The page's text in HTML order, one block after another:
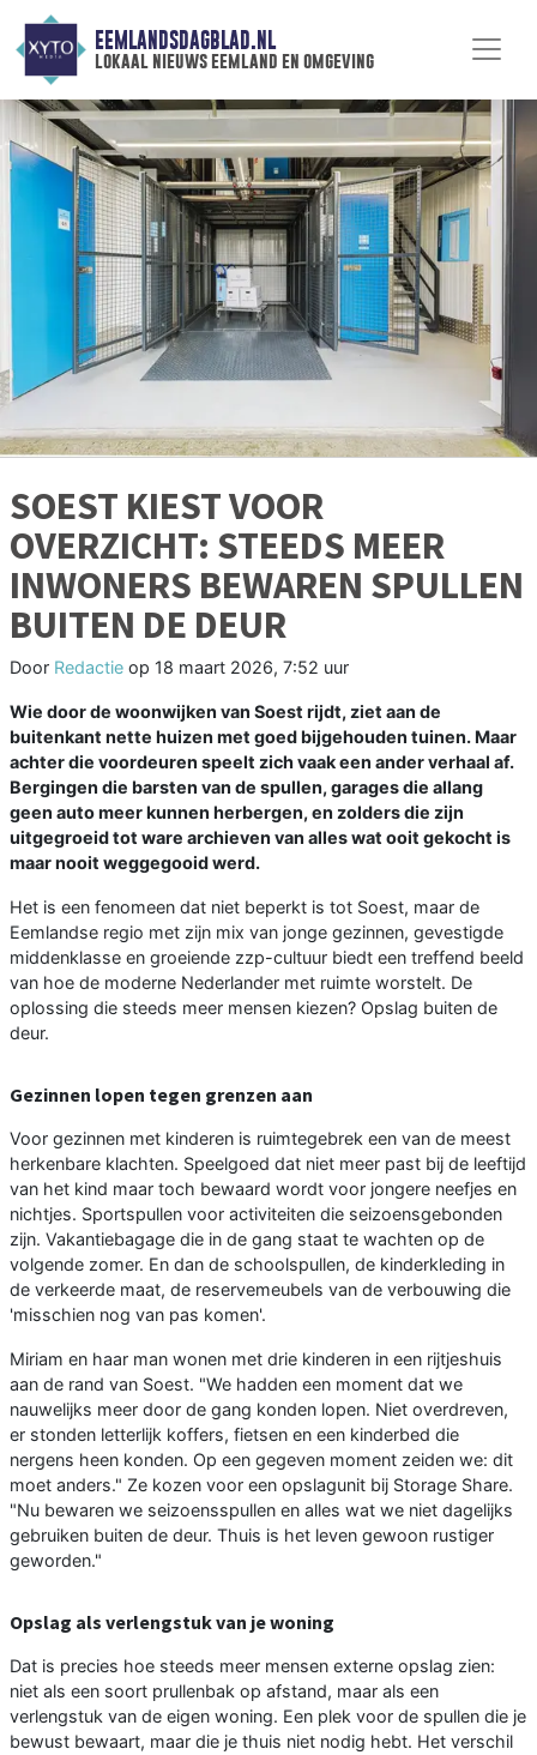
EEMLANDSDAGBLAD.NL
lokaal nieuws eemland en omgeving
SOEST KIEST VOOR
OVERZICHT: STEEDS MEER
INWONERS BEWAREN SPULLEN
BUITEN DE DEUR
Door Redactie op 18 maart 2026, 7:52 uur
Wie door de woonwijken van Soest rijdt, ziet aan de
buitenkant nette huizen met goed bijgehouden tuinen. Maar
achter die voordeuren speelt zich vaak een ander verhaal af.
Bergingen die barsten van de spullen, garages die allang
geen auto meer kunnen herbergen, en zolders die zijn
uitgegroeid tot ware archieven van alles wat ooit gekocht is
maar nooit weggegooid werd.
Het is een fenomeen dat niet beperkt is tot Soest, maar de
Eemlandse regio met zijn mix van jonge gezinnen, gevestigde
middenklasse en groeiende zzp-cultuur biedt een treffend beeld
van hoe de moderne Nederlander met ruimte worstelt. De
oplossing die steeds meer mensen kiezen? Opslag buiten de
deur.
Gezinnen lopen tegen grenzen aan
Voor gezinnen met kinderen is ruimtegebrek een van de meest
herkenbare klachten. Speelgoed dat niet meer past bij de leeftijd
van het kind maar toch bewaard wordt voor jongere neefjes en
nichtjes. Sportspullen voor activiteiten die seizoensgebonden
zijn. Vakantiebagage die in de gang staat te wachten op de
volgende zomer. En dan de schoolspullen, de kinderkleding in
de verkeerde maat, de reservemeubels van de verbouwing die
'misschien nog van pas komen'.
Miriam en haar man wonen met drie kinderen in een rijtjeshuis
aan de rand van Soest. "We hadden een moment dat we
nauwelijks meer door de gang konden lopen. Niet overdreven,
er stonden letterlijk koffers, fietsen en een kinderbed die
nergens heen konden. Op een gegeven moment zeiden we: dit
moet anders." Ze kozen voor een opslagunit bij Storage Share.
"Nu bewaren we seizoensspullen en alles wat we niet dagelijks
gebruiken buiten de deur. Thuis is het leven gewoon rustiger
geworden."
Opslag als verlengstuk van je woning
Dat is precies hoe steeds meer mensen externe opslag zien:
niet als een soort prullenbak op afstand, maar als een
verlengstuk van de eigen woning. Een plek voor de spullen die je
bewust bewaart, maar die je thuis niet nodig hebt. Het verschil